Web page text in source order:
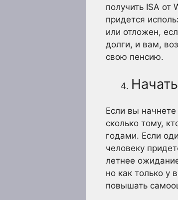
получить ISA
придется
или отложен,
долги, и вам,
свою пенсию.
Если вы
сколько тому,
годами. Если
человеку
летнее
но как только у
повышать